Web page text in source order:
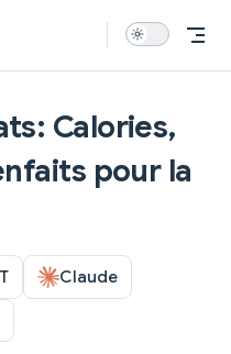
Calories,
pour la
Claude